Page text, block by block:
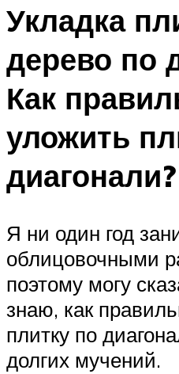
Укладка
дерево по
Как
уложить
диагонали?
Я ни один год
облицовочными
поэтому могу
знаю, как
плитку по
долгих мучений.